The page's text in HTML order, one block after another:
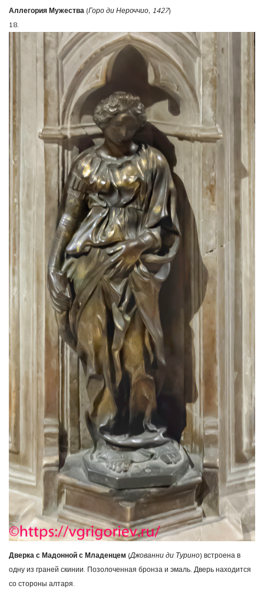
Аллегория Мужества (Горо ди Нероччио, 1427)
18.
Дверка с Мадонной с Младенцем (Джованни ди Турино) встроена в
одну из граней скинии. Позолоченная бронза и эмаль. Дверь находится
со стороны алтаря.